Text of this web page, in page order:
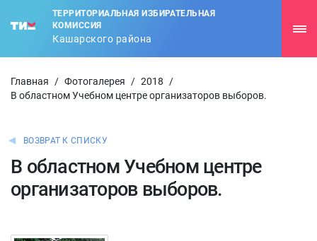
ТЕРРИТОРИАЛЬНАЯ ИЗБИРАТЕЛЬНАЯ
КОМИССИЯ
Кашарского района
Главная / Фотогалерея / 2018
/
В областном Учебном центре организаторов выборов.
ВОЗВРАТ К СПИСКУ
В областном Учебном центре
организаторов выборов.